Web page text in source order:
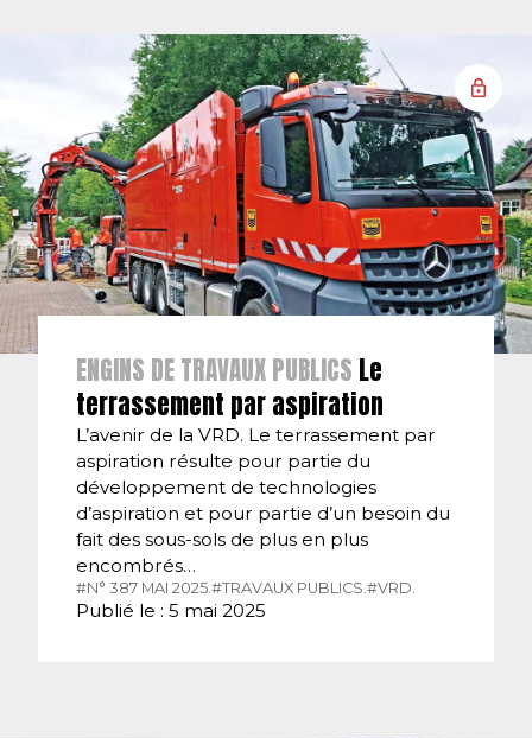
ENGINS DE TRAVAUX PUBLICS Le
terrassement par aspiration
L’avenir de la VRD. Le terrassement par
aspiration résulte pour partie du
développement de technologies
d’aspiration et pour partie d’un besoin du
fait des sous-sols de plus en plus
encombrés…
#N° 387 MAI 2025. #TRAVAUX PUBLICS. #VRD.
Publié le : 5 mai 2025